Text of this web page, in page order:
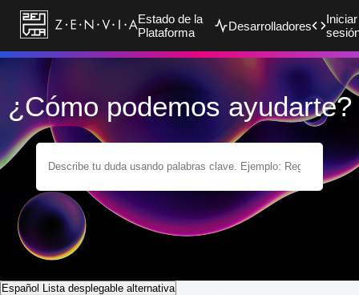
Estado de la
Plataforma
Desarrolladores
Iniciar
¿Cómo podemos ayudarte?
Español Lista desplegable alternativa